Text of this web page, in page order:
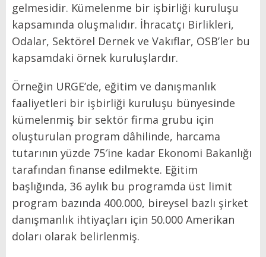
gelmesidir. Kümelenme bir işbirliği kuruluşu
kapsamında oluşmalıdır. İhracatçı Birlikleri,
Odalar, Sektörel Dernek ve Vakıflar, OSB’ler bu
kapsamdaki örnek kuruluşlardır.
Örneğin URGE’de, eğitim ve danışmanlık
faaliyetleri bir işbirliği kuruluşu bünyesinde
kümelenmiş bir sektör firma grubu için
oluşturulan program dâhilinde, harcama
tutarının yüzde 75′ine kadar Ekonomi Bakanlığı
tarafından finanse edilmekte. Eğitim
başlığında, 36 aylık bu programda üst limit
program bazında 400.000, bireysel bazlı şirket
danışmanlık ihtiyaçları için 50.000 Amerikan
doları olarak belirlenmiş.